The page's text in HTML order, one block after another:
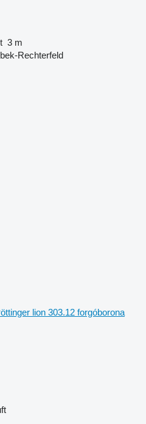
3 m
Rechterfeld
lion 303.12 forgóborona